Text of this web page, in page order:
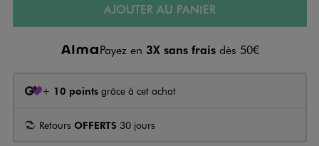
AJOUTER AU PANIER
Payez en 3X sans frais dès 50€
+ 10 points grâce à cet achat
Retours OFFERTS 30 jours